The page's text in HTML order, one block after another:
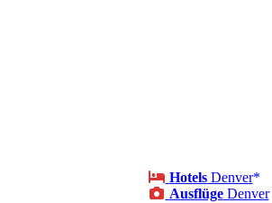
HotelsDenver
AusflügeDenver